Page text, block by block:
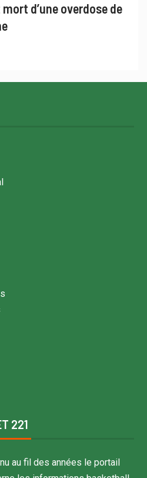
d’une overdose de
221
au fil des années le portail